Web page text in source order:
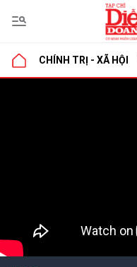
CHÍNH TRỊ - XÃ HỘI